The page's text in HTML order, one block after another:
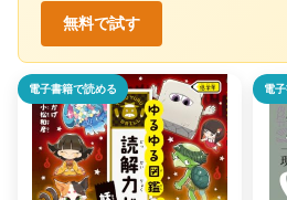
無料で試す
電子書籍で読める 電